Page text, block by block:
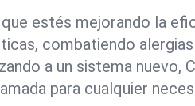
que estés mejorando la
combatiendo
a un sistema nuevo,
para cualquier